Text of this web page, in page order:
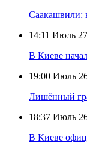
Саакашвили:
14:11 Июль
В Киеве
19:00 Июль
Лишённый
18:37 Июль
В Киеве